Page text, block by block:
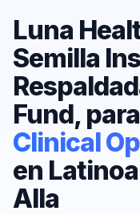
Luna
Semilla
Fund,
Clinical
en
Alla